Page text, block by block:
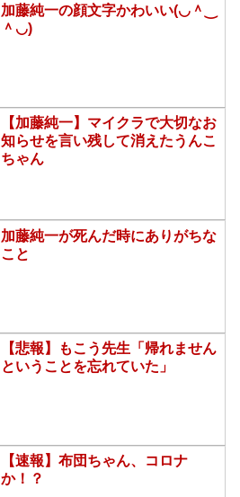
加藤純一の顔文字かわいい(◡＾‿
＾◡)
【加藤純一】マイクラで大切なお
知らせを言い残して消えたうんこ
ちゃん
加藤純一が死んだ時にありがちな
こと
【悲報】もこう先生「帰れません
ということを忘れていた」
【速報】布団ちゃん、コロナ
か！？